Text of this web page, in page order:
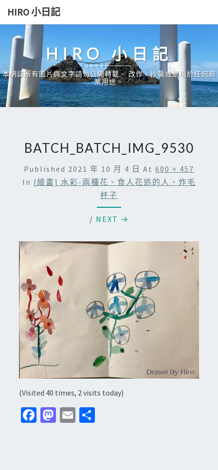
Skip
content
HIRO 小日記
HIRO 小日記
本網誌所有圖片與文字請勿公開轉載、 改作、抄襲或是用於任何商
業用途。
BATCH_BATCH_IMG_9530
Published 2021 年 10 月 4 日 At 600 × 457
In [繪畫] 水彩-兩種花、食人花追的人、炸毛
杯子
/ NEXT →
(Visited 40 times, 2 visits today)
Fa M E